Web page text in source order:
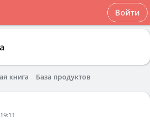
Войти
книга База продуктов